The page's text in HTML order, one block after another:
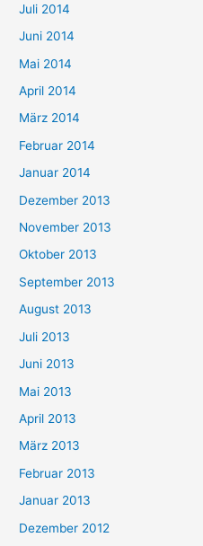
Juli 2014
Juni 2014
Mai 2014
April 2014
März 2014
Februar 2014
Januar 2014
Dezember 2013
November 2013
Oktober 2013
September 2013
August 2013
Juli 2013
Juni 2013
Mai 2013
April 2013
März 2013
Februar 2013
Januar 2013
Dezember 2012